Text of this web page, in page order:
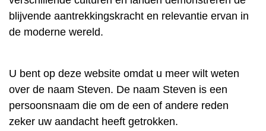
blijvende aantrekkingskracht en relevantie ervan in
de moderne wereld.
U bent op deze website omdat u meer wilt weten
over de naam Steven. De naam Steven is een
persoonsnaam die om de een of andere reden
zeker uw aandacht heeft getrokken.